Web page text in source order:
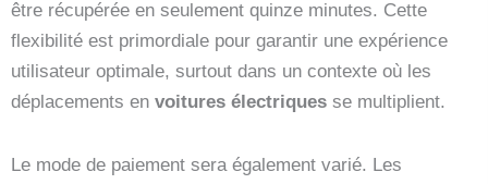
être récupérée en seulement quinze minutes. Cette
flexibilité est primordiale pour garantir une expérience
utilisateur optimale, surtout dans un contexte où les
déplacements en voitures électriques se multiplient.
Le mode de paiement sera également varié. Les